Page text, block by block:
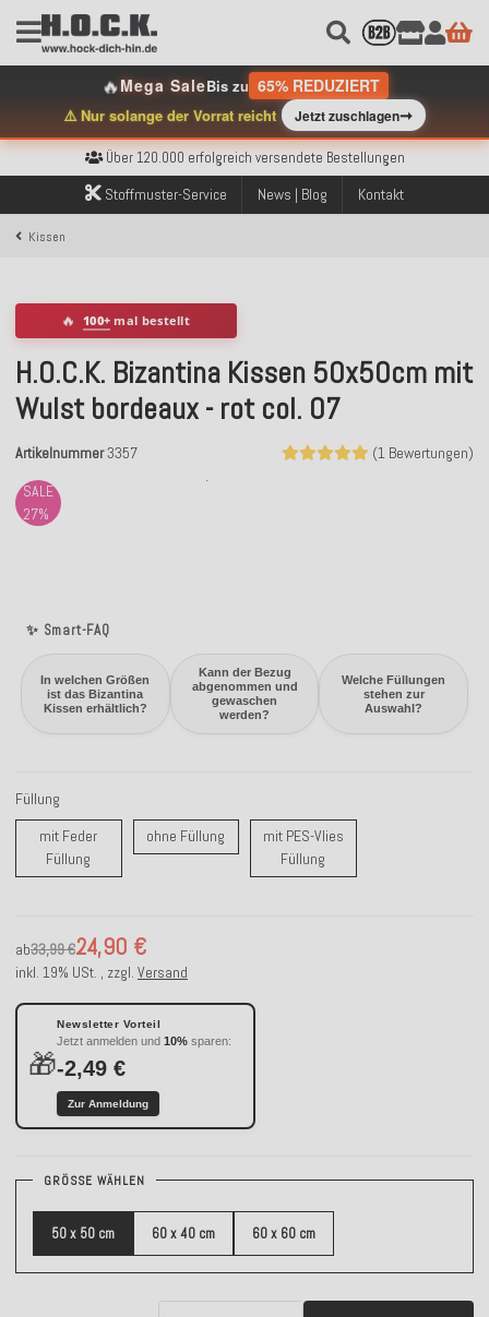
🔥Mega SaleBis zu 65% REDUZIERT
⚠️ Nur solange der Vorrat reicht Jetzt zuschlagen➞
Kostenloser Versand innerhalb Deutschlands ab 99€ Bestellwert
Über 120.000 erfolgreich versendete Bestellungen
Sicher bezahlen mit Klarna, PayPal & Amazon Pay
Kostenloser Versand innerhalb Deutschlands ab 99€ Bestellwert
Über 120.000 erfolgreich versendete Bestellungen
Sicher bezahlen mit Klarna, PayPal & Amazon Pay
Kostenloser Versand innerhalb Deutschlands ab 99€ Bestellwert
Stoffmuster-Service News | Blog Kontakt
Kissen
SALE
27%
✨ Smart-FAQ
In welchen Größen
ist das Bizantina
Kissen erhältlich?
Kann der Bezug
abgenommen und
gewaschen
werden?
Welche Füllungen
stehen zur
Auswahl?
🔥 100+ mal bestellt
H.O.C.K. Bizantina Kissen 50x50cm mit
Wulst bordeaux - rot col. 07
(1 Bewertungen)
Artikelnummer3357
Füllung
mit Feder
Füllung mit Feder Füllung
ohne Füllung ohne Füllung
mit PES-Vlies
Füllung
ab 24,90 €
33,99 €
inkl. 19% USt. , zzgl. Versand
🎁
Newsletter Vorteil
Jetzt anmelden und 10% sparen:
-2,49 €
Zur Anmeldung
GRÖSSE WÄHLEN
50 x 50 cm 60 x 40 cm 60 x 60 cm